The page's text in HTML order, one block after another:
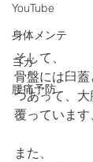
YouTube
身体メンテ
ヨガ
腰痛予防
そして、
骨盤には臼
つあって、
覆っていま
また、